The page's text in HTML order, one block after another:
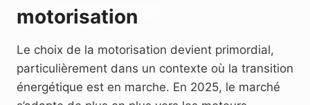
motorisation
Le choix de la motorisation devient primordial,
particulièrement dans un contexte où la transition
énergétique est en marche. En 2025, le marché